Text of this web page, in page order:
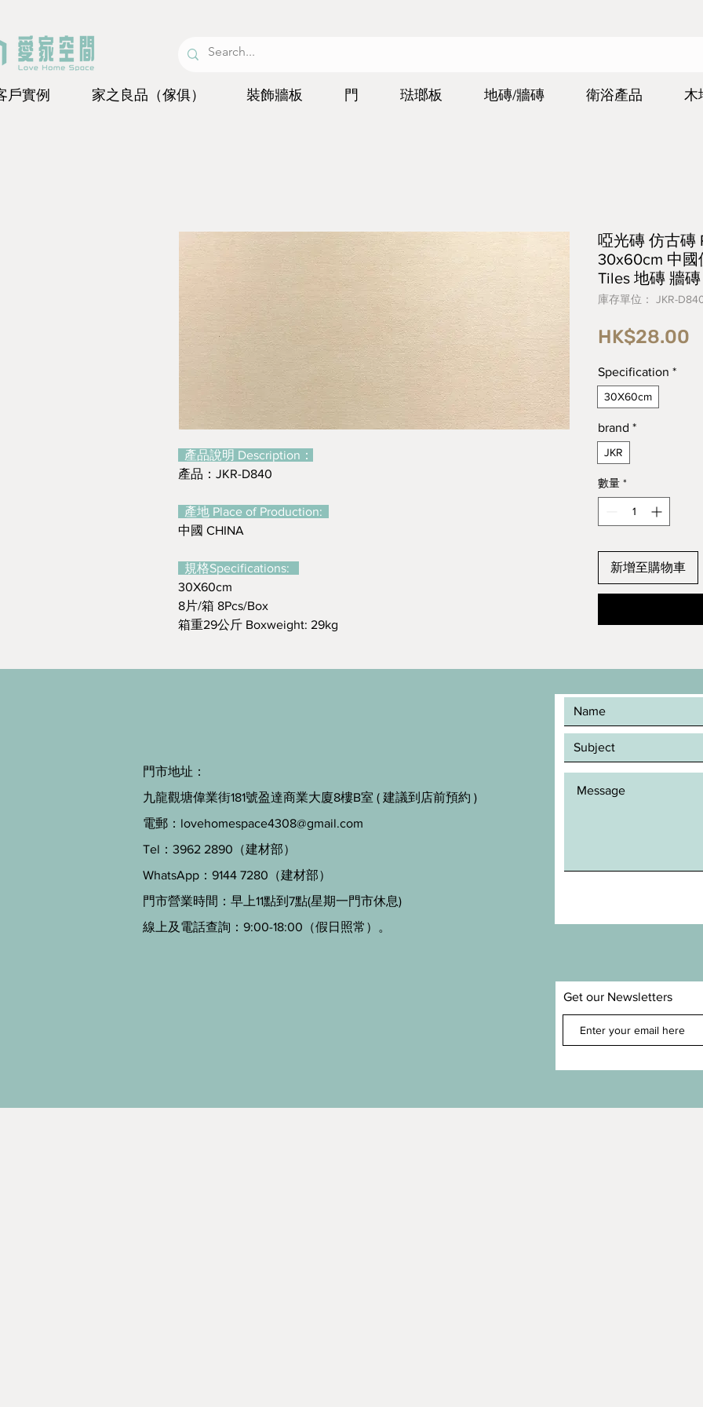
戶實例 家之良品（傢俱） 裝飾牆板 門 琺瑯板 地磚/牆磚 衛浴產品 木
產品說明 Description：
產品：JKR-D840
產地 Place of Production:
中國 CHINA
規格Specifications:
30X60cm
8片/箱 8Pcs/Box
箱重29公斤 Boxweight: 29kg
啞光磚 仿古磚
30x60cm 中國
Tiles 地磚 牆磚
庫存單位： JKR-
HK$28.00
Specification *
30X60cm
brand *
JKR
數量 *
新增至購物車
門市地址：
九龍觀塘偉業街181號盈達商業大廈8樓B室 ( 建議到店前預約 )
電郵： lovehomespace4308@gmail.com
Tel：3962 2890（建材部）
WhatsApp：9144 7280（建材部）
門市營業時間：早上11點到7點(星期一門市休息)
線上及電話查詢：9:00-18:00（假日照常）。
Get our Newsletters